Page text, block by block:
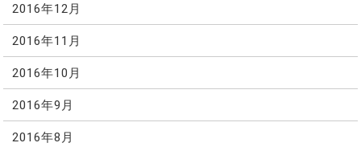
2016年12月
2016年11月
2016年10月
2016年9月
2016年8月